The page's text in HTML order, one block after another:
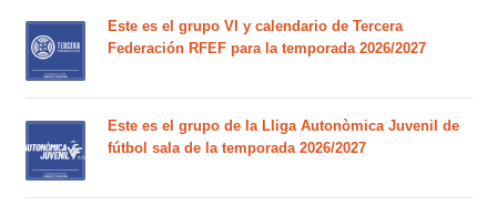
Este es el grupo VI y calendario de Tercera
Federación RFEF para la temporada 2026/2027
Este es el grupo de la Lliga Autonòmica Juvenil de
fútbol sala de la temporada 2026/2027